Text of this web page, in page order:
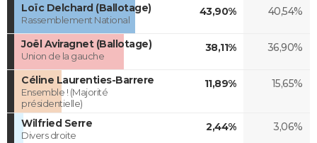
Loïc Delchard (Ballotage)
Rassemblement National
43,90% 40,54%
Joël Aviragnet (Ballotage)
Union de la gauche
38,11% 36,90%
Céline Laurenties-Barrere
Ensemble ! (Majorité
présidentielle)
11,89% 15,65%
Wilfried Serre
Divers droite
2,44% 3,06%